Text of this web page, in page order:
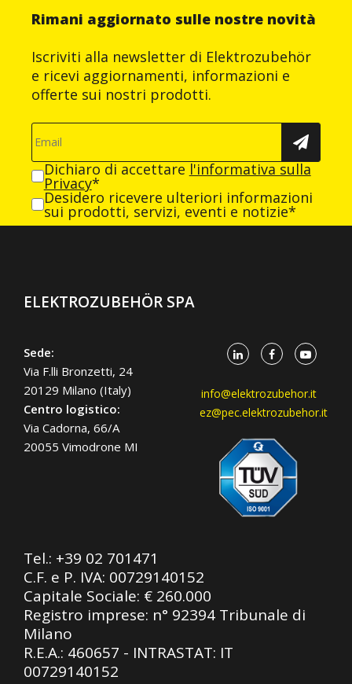
Rimani aggiornato sulle nostre novità
Iscriviti alla newsletter di Elektrozubehör
e ricevi aggiornamenti, informazioni e
offerte sui nostri prodotti.
Dichiaro di accettare l'informativa sulla
Privacy*
Desidero ricevere ulteriori informazioni
sui prodotti, servizi, eventi e notizie*
ELEKTROZUBEHÖR SPA
Sede:
Via F.lli Bronzetti, 24
20129 Milano (Italy)
Centro logistico:
Via Cadorna, 66/A
20055 Vimodrone MI
info@elektrozubehor.it
ez@pec.elektrozubehor.it
Tel.: +39 02 701471
C.F. e P. IVA: 00729140152
Capitale Sociale: € 260.000
Registro imprese: n° 92394 Tribunale di
Milano
R.E.A.: 460657 - INTRASTAT: IT
00729140152